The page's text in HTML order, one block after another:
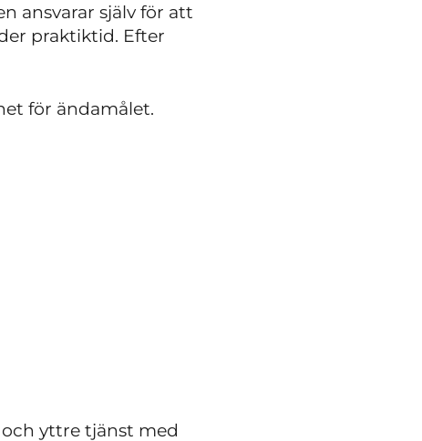
ansvarar själv för att
praktiktid. Efter
för ändamålet.
yttre tjänst med